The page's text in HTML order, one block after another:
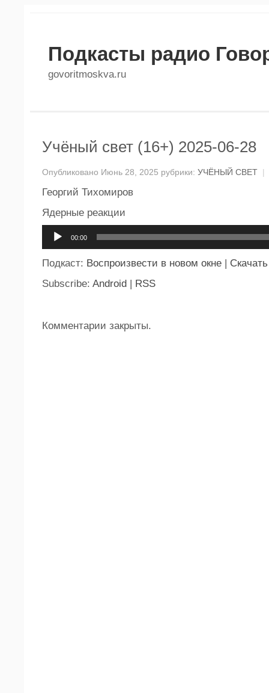
Подкасты радио
govoritmoskva.ru
Учёный свет (16+) 2025-06-28
Опубликовано Июнь 28, 2025 рубрики: УЧЁНЫЙ СВЕТ |
Георгий Тихомиров
Ядерные реакции
00:00
Подкаст: Воспроизвести в новом окне | Скачать
Subscribe: Android | RSS
Комментарии закрыты.